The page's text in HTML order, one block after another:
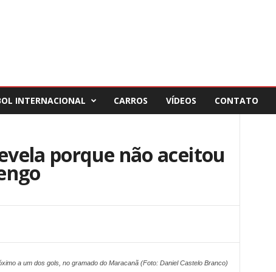
INTERNACIONAL CARROS VÍDEOS CONTATO
porque não aceitou
a um dos gols, no gramado do Maracanã (Foto: Daniel Castelo Branco)